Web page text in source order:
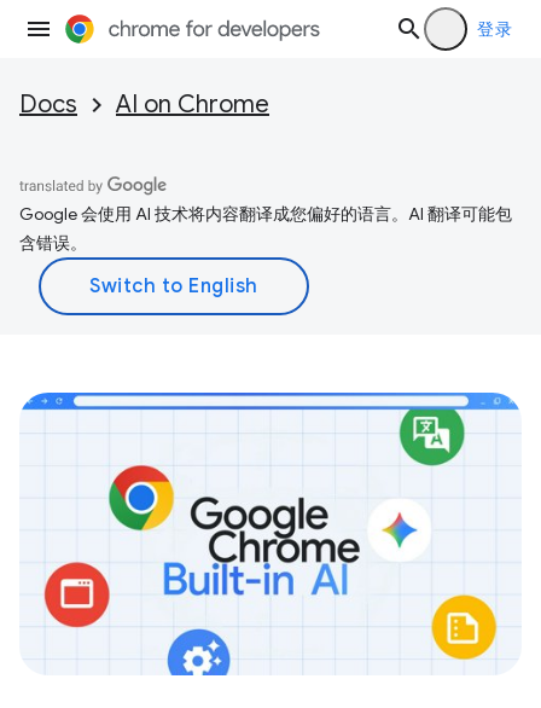
登录
Docs AI on Chrome
Google 会使用 AI 技术将内容翻译成您偏好的语言。AI 翻译可能包
含错误。